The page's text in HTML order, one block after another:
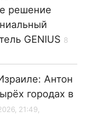
решение
GENIUS 8
Антон
городах в
21:49,